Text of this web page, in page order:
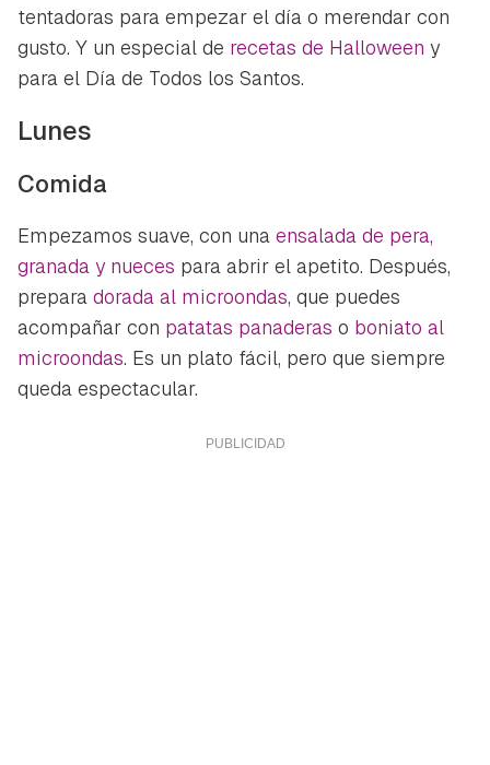
tentadoras para empezar el día o merendar con
gusto. Y un especial de recetas de Halloween y
para el Día de Todos los Santos.
Lunes
Comida
Empezamos suave, con una ensalada de pera,
granada y nueces para abrir el apetito. Después,
prepara dorada al microondas, que puedes
acompañar con patatas panaderas o boniato al
microondas. Es un plato fácil, pero que siempre
queda espectacular.